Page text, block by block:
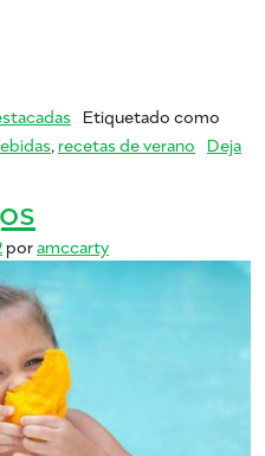
Etiquetado como
, recetas de verano Deja
poramccarty